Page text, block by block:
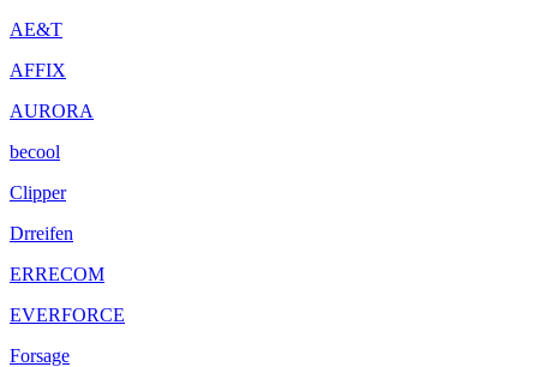
AE&T
AFFIX
AURORA
becool
Clipper
Drreifen
ERRECOM
EVERFORCE
Forsage